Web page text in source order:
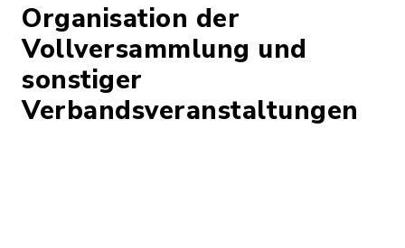
Organisation der
Vollversammlung und
sonstiger
Verbandsveranstaltungen